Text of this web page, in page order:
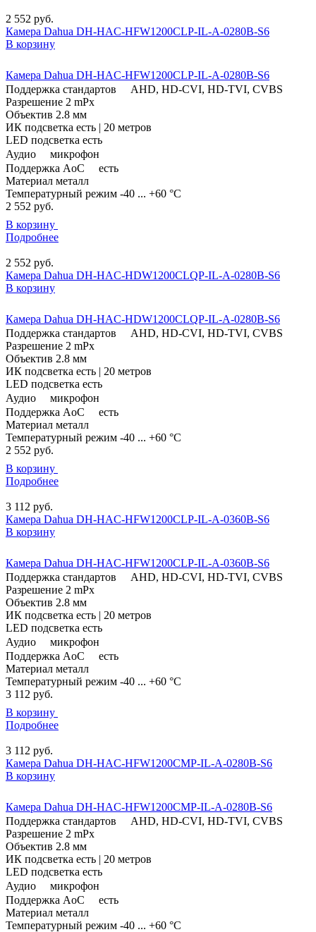
2 552 руб.
Камера Dahua DH-HAC-HFW1200CLP-IL-A-0280B-S6
В корзину
Камера Dahua DH-HAC-HFW1200CLP-IL-A-0280B-S6
Поддержка стандартов
AHD, HD-CVI, HD-TVI, CVBS
Разрешение 2 mPx
Объектив 2.8 мм
ИК подсветка есть | 20 метров
LED подсветка есть
Аудио
микрофон
Поддержка AoC
есть
Материал металл
Температурный режим -40 ... +60 °C
2 552 руб.
В корзину
Подробнее
2 552 руб.
Камера Dahua DH-HAC-HDW1200CLQP-IL-A-0280B-S6
В корзину
Камера Dahua DH-HAC-HDW1200CLQP-IL-A-0280B-S6
Поддержка стандартов
AHD, HD-CVI, HD-TVI, CVBS
Разрешение 2 mPx
Объектив 2.8 мм
ИК подсветка есть | 20 метров
LED подсветка есть
Аудио
микрофон
Поддержка AoC
есть
Материал металл
Температурный режим -40 ... +60 °C
2 552 руб.
В корзину
Подробнее
3 112 руб.
Камера Dahua DH-HAC-HFW1200CLP-IL-A-0360B-S6
В корзину
Камера Dahua DH-HAC-HFW1200CLP-IL-A-0360B-S6
Поддержка стандартов
AHD, HD-CVI, HD-TVI, CVBS
Разрешение 2 mPx
Объектив 2.8 мм
ИК подсветка есть | 20 метров
LED подсветка есть
Аудио
микрофон
Поддержка AoC
есть
Материал металл
Температурный режим -40 ... +60 °C
3 112 руб.
В корзину
Подробнее
3 112 руб.
Камера Dahua DH-HAC-HFW1200CMP-IL-A-0280B-S6
В корзину
Камера Dahua DH-HAC-HFW1200CMP-IL-A-0280B-S6
Поддержка стандартов
AHD, HD-CVI, HD-TVI, CVBS
Разрешение 2 mPx
Объектив 2.8 мм
ИК подсветка есть | 20 метров
LED подсветка есть
Аудио
микрофон
Поддержка AoC
есть
Материал металл
Температурный режим -40 ... +60 °C